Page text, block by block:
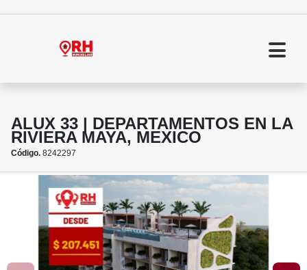
ALUX 33 | DEPARTAMENTOS EN LA
RIVIERA MAYA, MEXICO
Código. 8242297